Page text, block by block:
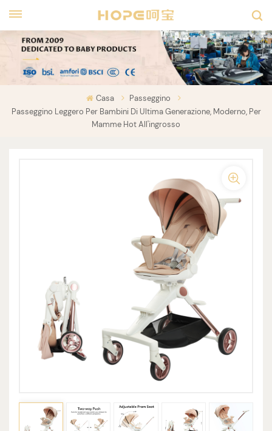
Casa
Passeggino
Passeggino Leggero Per Bambini Di Ultima Generazione, Moderno, Per
Mamme Hot All'ingrosso